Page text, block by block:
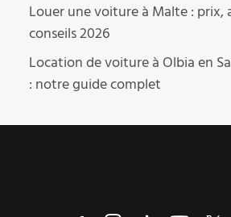
Louer une voiture à Malte : prix,
conseils 2026
Location de voiture à Olbia en
: notre guide complet